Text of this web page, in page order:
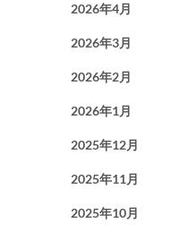
2026年4月
2026年3月
2026年2月
2026年1月
2025年12月
2025年11月
2025年10月